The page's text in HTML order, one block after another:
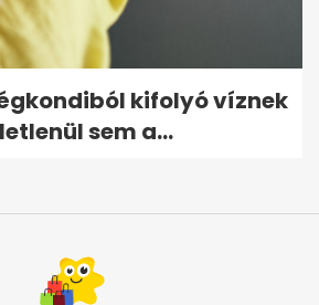
kifolyó víznek
sem a...